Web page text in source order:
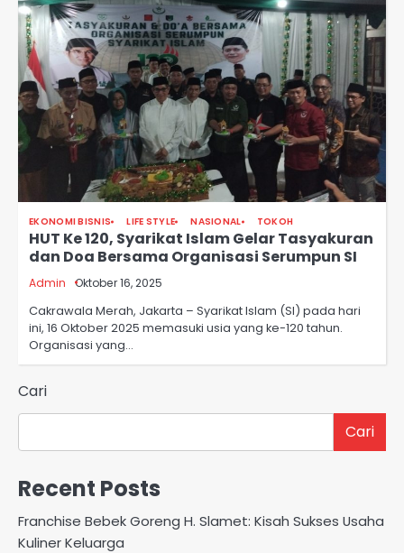
EKONOMI BISNIS LIFE STYLE NASIONAL TOKOH
HUT Ke 120, Syarikat Islam Gelar Tasyakuran
dan Doa Bersama Organisasi Serumpun SI
Admin Oktober 16, 2025
Cakrawala Merah, Jakarta – Syarikat Islam (SI) pada hari
ini, 16 Oktober 2025 memasuki usia yang ke-120 tahun.
Organisasi yang…
Cari
Cari
Recent Posts
Franchise Bebek Goreng H. Slamet: Kisah Sukses Usaha
Kuliner Keluarga